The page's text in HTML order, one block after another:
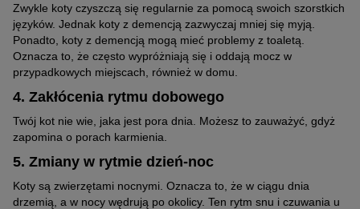
Zwykle koty czyszczą się regularnie za pomocą swoich szorstkich
języków. Jednak koty z demencją zazwyczaj mniej się myją.
Ponadto, koty z demencją mogą mieć problemy z toaletą.
Oznacza to, że często wypróżniają się i oddają mocz w
przypadkowych miejscach, również w domu.
4. Zakłócenia rytmu dobowego
Twój kot nie wie, jaka jest pora dnia. Możesz to zauważyć, gdyż
zapomina o porach karmienia.
5. Zmiany w rytmie dzień-noc
Koty są zwierzętami nocnymi. Oznacza to, że w ciągu dnia
drzemią, a w nocy wędrują po okolicy. Ten rytm snu i czuwania u